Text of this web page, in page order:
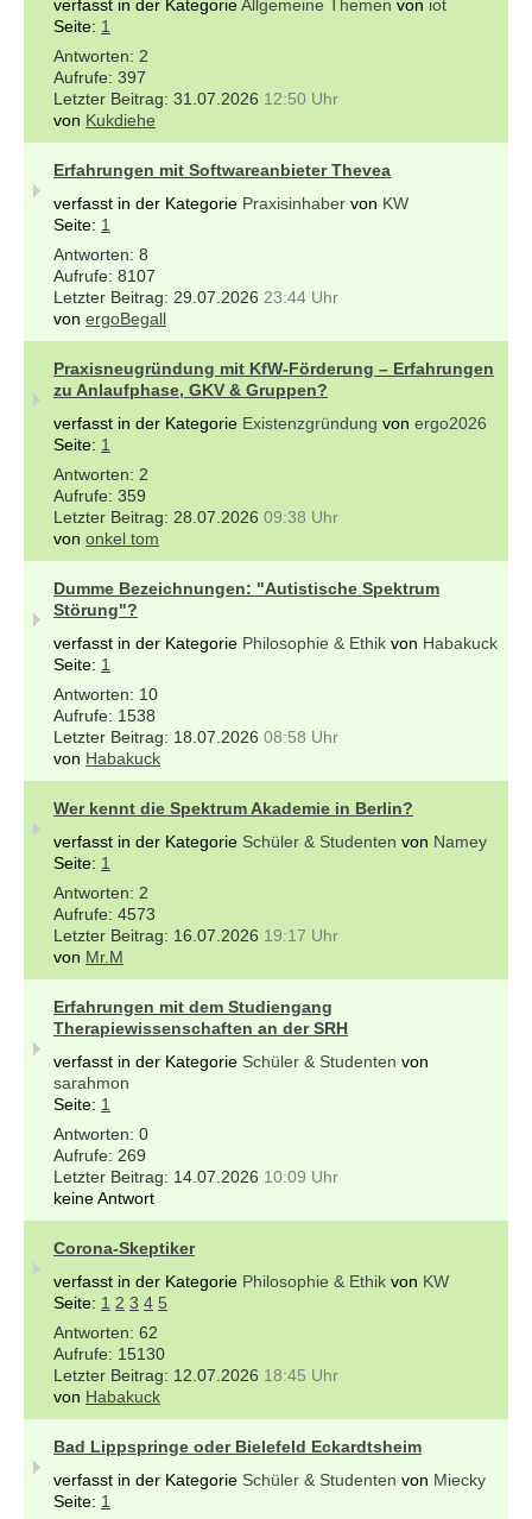
verfasst in der KategorieAllgemeine Themen von iot
Seite: 1
2
397
31.07.2026 12:50 Uhr
von Kukdiehe
Erfahrungen mit Softwareanbieter Thevea
verfasst in der Kategorie Praxisinhaber von KW
Seite: 1
8
8107
29.07.2026 23:44 Uhr
von ergoBegall
Praxisneugründung mit KfW-Förderung – Erfahrungen
zu Anlaufphase, GKV & Gruppen?
verfasst in der Kategorie Existenzgründung von ergo2026
Seite: 1
2
359
28.07.2026 09:38 Uhr
von onkel tom
Dumme Bezeichnungen: "Autistische Spektrum
Störung"?
verfasst in der Kategorie Philosophie & Ethik von Habakuck
Seite: 1
10
1538
18.07.2026 08:58 Uhr
von Habakuck
Wer kennt die Spektrum Akademie in Berlin?
verfasst in der Kategorie Schüler & Studenten von Namey
Seite: 1
2
4573
16.07.2026 19:17 Uhr
von Mr.M
Erfahrungen mit dem Studiengang
Therapiewissenschaften an der SRH
verfasst in der Kategorie Schüler & Studenten von
sarahmon
Seite: 1
0
269
14.07.2026 10:09 Uhr
keine Antwort
Corona-Skeptiker
verfasst in der Kategorie Philosophie & Ethik von KW
Seite: 1 2 3 4 5
62
15130
12.07.2026 18:45 Uhr
von Habakuck
Bad Lippspringe oder Bielefeld Eckardtsheim
verfasst in der Kategorie Schüler & Studenten von Miecky
Seite: 1